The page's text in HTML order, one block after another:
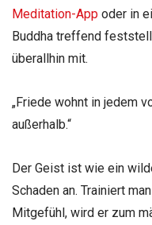
Meditation-App oder in
Buddha treffend
überallhin mit.
„Friede wohnt in jedem
außerhalb.“
Der Geist ist wie ein
Schaden an. Trainiert
Mitgefühl, wird er zum